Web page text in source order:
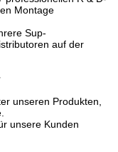
Montage
Sup-
auf der
unseren Produkten,
unsere Kunden